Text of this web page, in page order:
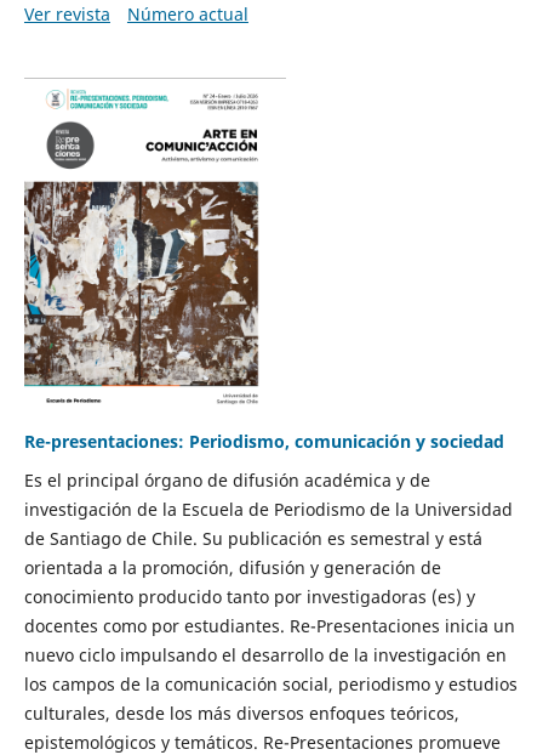
Ver revista
Número actual
Re-presentaciones: Periodismo, comunicación y sociedad
Es el principal órgano de difusión académica y de
investigación de la Escuela de Periodismo de la Universidad
de Santiago de Chile. Su publicación es semestral y está
orientada a la promoción, difusión y generación de
conocimiento producido tanto por investigadoras (es) y
docentes como por estudiantes. Re-Presentaciones inicia un
nuevo ciclo impulsando el desarrollo de la investigación en
los campos de la comunicación social, periodismo y estudios
culturales, desde los más diversos enfoques teóricos,
epistemológicos y temáticos. Re-Presentaciones promueve